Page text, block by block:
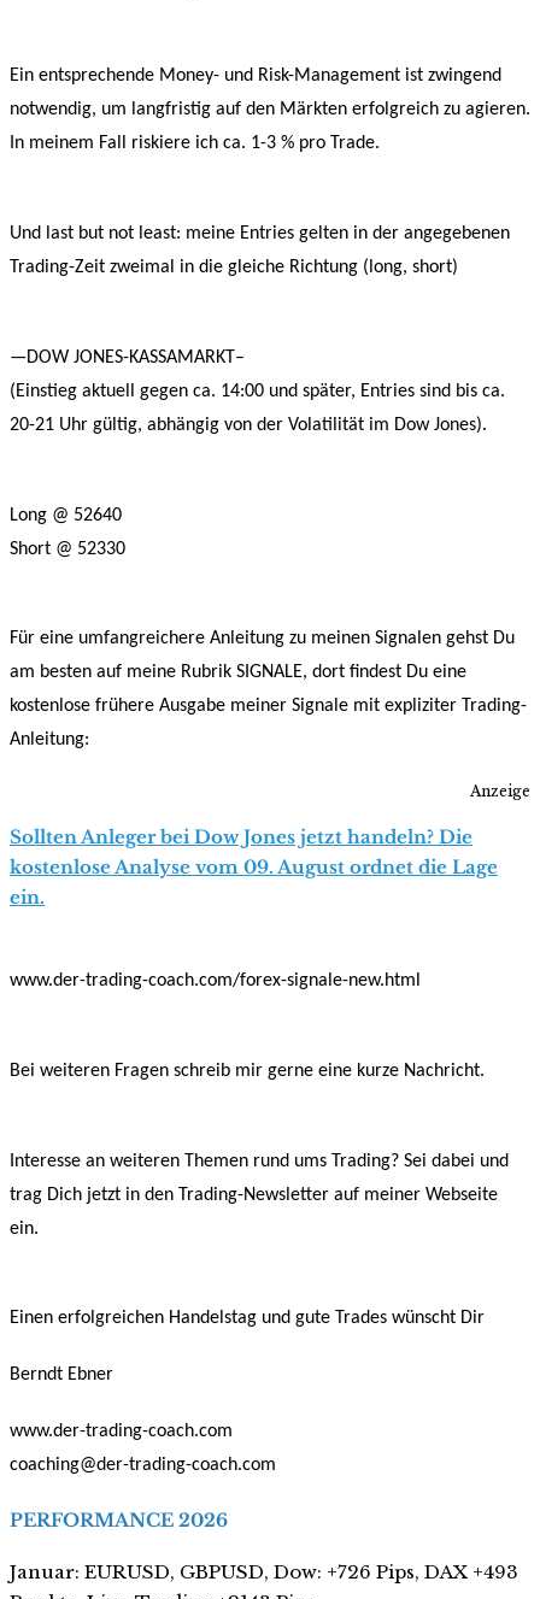
Ein entsprechende Money- und Risk-Management ist zwingend
notwendig, um langfristig auf den Märkten erfolgreich zu agieren.
In meinem Fall riskiere ich ca. 1-3 % pro Trade.
Und last but not least: meine Entries gelten in der angegebenen
Trading-Zeit zweimal in die gleiche Richtung (long, short)
—DOW JONES-KASSAMARKT–
(Einstieg aktuell gegen ca. 14:00 und später, Entries sind bis ca.
20-21 Uhr gültig, abhängig von der Volatilität im Dow Jones).
Long @ 52640
Short @ 52330
Für eine umfangreichere Anleitung zu meinen Signalen gehst Du
am besten auf meine Rubrik SIGNALE, dort findest Du eine
kostenlose frühere Ausgabe meiner Signale mit expliziter Trading-
Anleitung:
Anzeige
Sollten Anleger bei Dow Jones jetzt handeln? Die
kostenlose Analyse vom 09. August ordnet die Lage
ein.
www.der-trading-coach.com/forex-signale-new.html
Bei weiteren Fragen schreib mir gerne eine kurze Nachricht.
Interesse an weiteren Themen rund ums Trading? Sei dabei und
trag Dich jetzt in den Trading-Newsletter auf meiner Webseite
ein.
Einen erfolgreichen Handelstag und gute Trades wünscht Dir
Berndt Ebner
www.der-trading-coach.com
coaching@der-trading-coach.com
PERFORMANCE 2026
Januar: EURUSD, GBPUSD, Dow: +726 Pips, DAX +493